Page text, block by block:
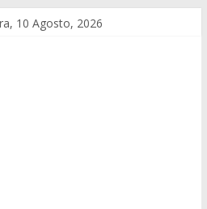
10 Agosto, 2026